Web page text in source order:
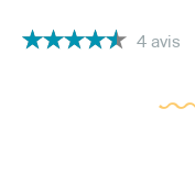
4 avis